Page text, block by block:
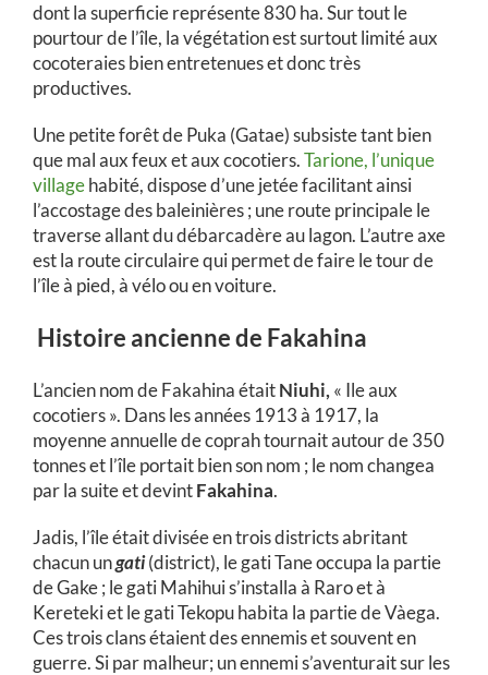
dont la superficie représente 830 ha. Sur tout le
pourtour de l’île, la végétation est surtout limité aux
cocoteraies bien entretenues et donc très
productives.
Une petite forêt de Puka (Gatae) subsiste tant bien
que mal aux feux et aux cocotiers.Tarione, l’unique
villagehabité, dispose d’une jetée facilitant ainsi
l’accostage des baleinières ; une route principale le
traverse allant du débarcadère au lagon. L’autre axe
est la route circulaire qui permet de faire le tour de
l’île à pied, à vélo ou en voiture.
Histoire ancienne de Fakahina
L’ancien nom de Fakahina étaitNiuhi, « Ile aux
cocotiers ». Dans les années 1913 à 1917, la
moyenne annuelle de coprah tournait autour de 350
tonnes et l’île portait bien son nom ; le nom changea
par la suite et devintFakahina.
Jadis, l’île était divisée en trois districts abritant
chacun ungati(district), le gati Tane occupa la partie
de Gake ; le gati Mahihui s’installa à Raro et à
Kereteki et le gati Tekopu habita la partie de Vàega.
Ces trois clans étaient des ennemis et souvent en
guerre. Si par malheur; un ennemi s’aventurait sur les